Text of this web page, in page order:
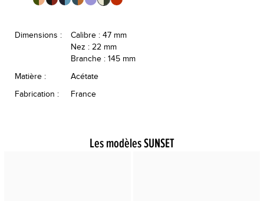
Dimensions :
Calibre : 47 mm
Nez : 22 mm
Branche : 145 mm
Matière :
Acétate
Fabrication :
France
Les modèles SUNSET